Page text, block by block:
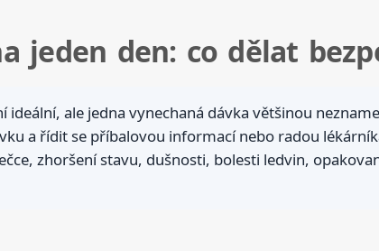
jeden den: co dělat
ideální, ale jedna vynechaná dávka většinou
a řídit se příbalovou informací nebo radou
zhoršení stavu, dušnosti, bolesti ledvin,